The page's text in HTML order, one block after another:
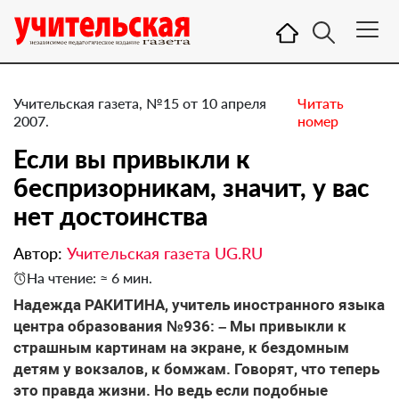
Учительская газета, №15 от 10 апреля
2007.
Читать
номер
Если вы привыкли к
беспризорникам, значит, у вас
нет достоинства
Автор: Учительская газета UG.RU
На чтение: ≈ 6 мин.
Надежда РАКИТИНА, учитель иностранного языка
центра образования №936: – Мы привыкли к
страшным картинам на экране, к бездомным
детям у вокзалов, к бомжам. Говорят, что теперь
это правда жизни. Но ведь если подобные